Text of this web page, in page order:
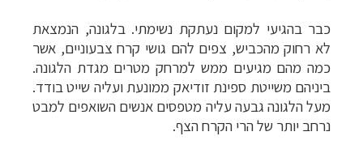
כבר בהגיעי למקום נעתקת נשימתי. בלגונה, הנמצאת
לא רחוק מהכביש, צפים להם גושי קרח צבעוניים, אשר
כמה מהם מגיעים ממש למרחק מטרים מגדת הלגונה.
ביניהם משייטת ספינת זודיאק ממונעת ועליה שייט בודד.
מעל הלגונה גבעה עליה מטפסים אנשים השואפים למבט
נרחב יותר של הרי הקרח הצף.